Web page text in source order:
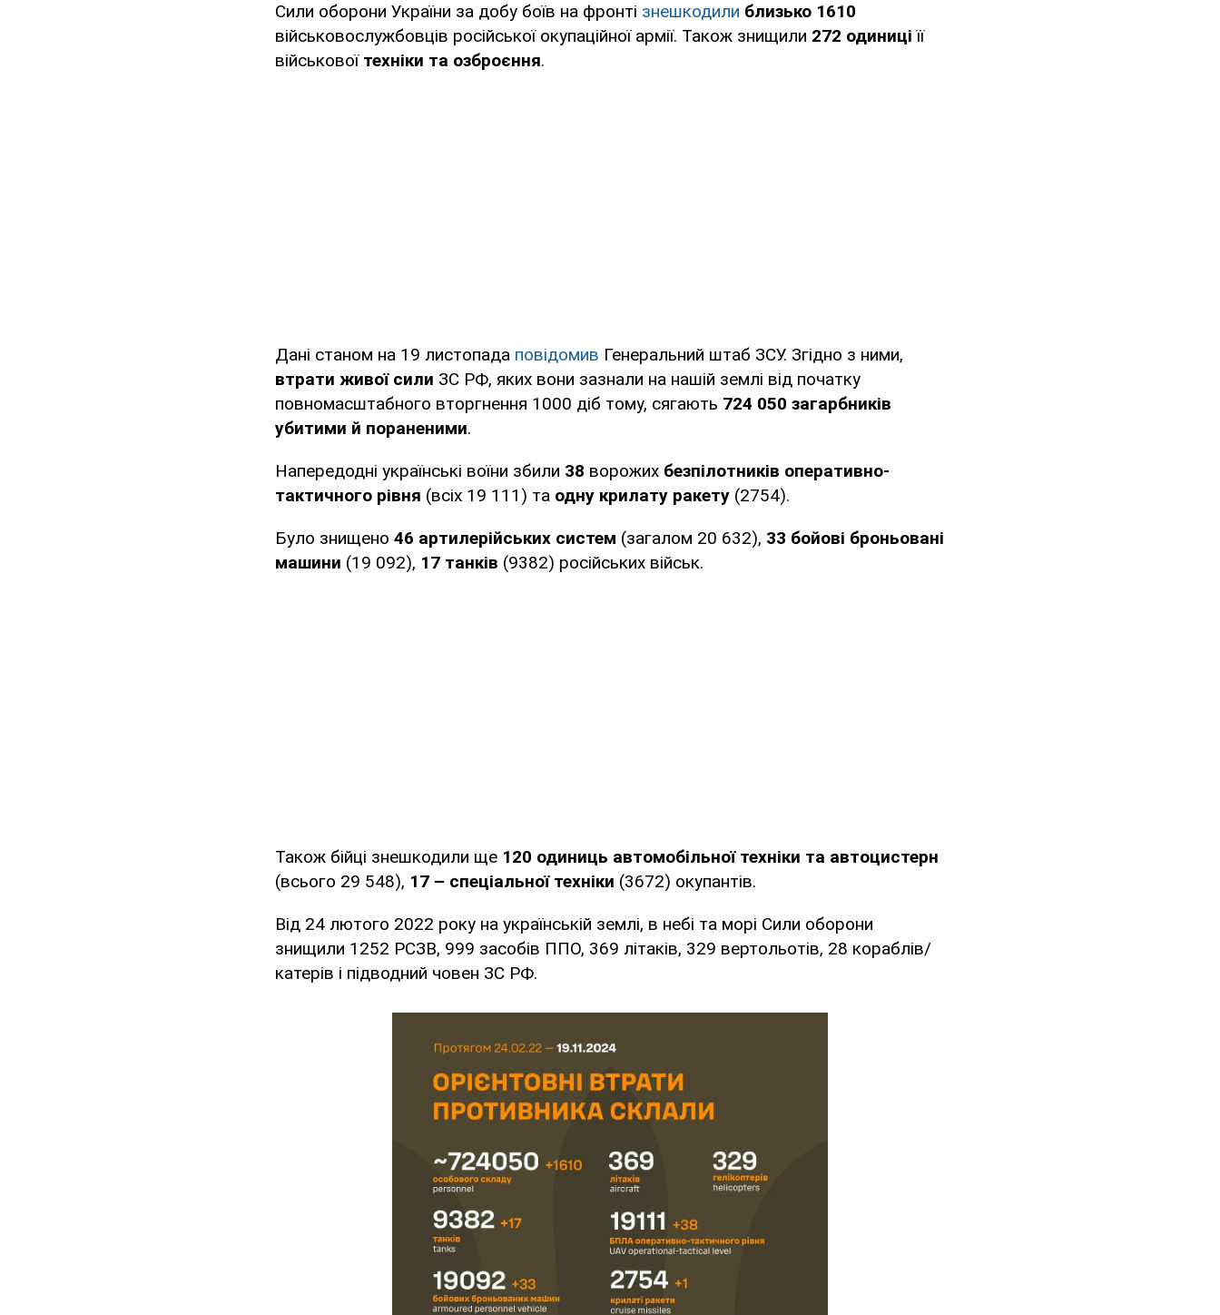
Сили оборони України за добу боїв на фронті знешкодили близько 1610
військовослужбовців російської окупаційної армії. Також знищили 272 одиниці її
військової техніки та озброєння.
Дані станом на 19 листопада повідомив Генеральний штаб ЗСУ. Згідно з ними,
втрати живої сили ЗС РФ, яких вони зазнали на нашій землі від початку
повномасштабного вторгнення 1000 діб тому, сягають 724 050 загарбників
убитими й пораненими.
Напередодні українські воїни збили 38 ворожих безпілотників оперативно-
тактичного рівня (всіх 19 111) та одну крилату ракету (2754).
Було знищено 46 артилерійських систем (загалом 20 632), 33 бойові броньовані
машини (19 092), 17 танків (9382) російських військ.
Також бійці знешкодили ще 120 одиниць автомобільної техніки та автоцистерн
(всього 29 548), 17 – спеціальної техніки (3672) окупантів.
Від 24 лютого 2022 року на українській землі, в небі та морі Сили оборони
знищили 1252 РСЗВ, 999 засобів ППО, 369 літаків, 329 вертольотів, 28 кораблів/
катерів і підводний човен ЗС РФ.